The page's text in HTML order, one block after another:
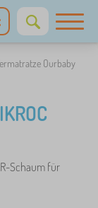
Ourbaby
Schaum für